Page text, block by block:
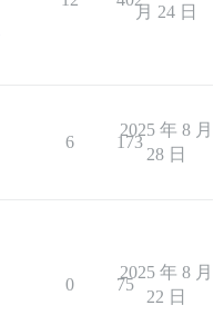
月 24 日
6 173
2025 年 8 月
28 日
0 75
2025 年 8 月
22 日